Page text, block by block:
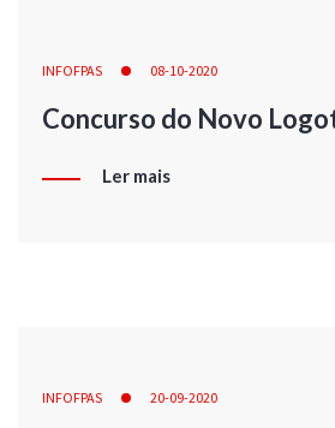
INFOFPAS 08-10-2020
Concurso do Novo
Ler mais
INFOFPAS 20-09-2020